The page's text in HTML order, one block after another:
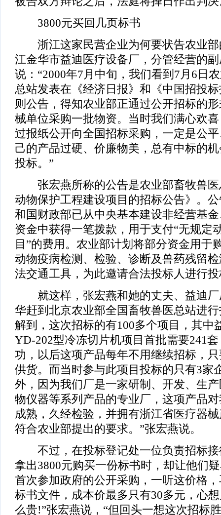
3800元买回几页标书
浙江这家民营企业为何要状告农业部
江金华市益迪医疗设备厂，分管经营的
说：“2000年7月中旬，我们看到7月6日
总站发表在《经济日报》和《中国招投
则公告，得知农业部正通过公开招标的
械单位采购一批物资。当时我们满心欢
过报纸公开向全国招标采购，一定是公
己的产品过硬、价廉物美，总有中标的
投标。”
张宏燕所称的公告是农业部畜牧兽医
动物保护工程建设项目的招标公告》。
和国财政部已从中央基本建设非经营基
资金中获得一笔拨款，用于支付“无规定
目”的费用。农业部计划将部分资金用于
动物疫病检测、检验、诊断及兽药残留
法交通工具，为此邀请合法投标人进行
就这样，张宏燕和她的丈夫、益迪厂
华赶到北京农业部全国畜牧兽医总站进
解到，这次招标的有100多个项目，其中
YD-202型冷冻切片机项目首批需要241
功，以后这项产品每年不用继续招标，
供货。而当时参与此项目投标的只有3家
外，因为我们厂是一家研制、开发、生
物仪器等系列产品的专业厂，这项产品
成熟，久经检验，并拥有浙江省医疗器
符合农业部提出的要求。”张宏燕说。
不过，在投标登记处一位负责招标接
拿出3800元购买一份标书时，却让他们
首次参加政府的公开采购，一听这价格
标书文件，成本价最多只有30多元，心
么贵!”张宏燕说，“但回头一想这次招标